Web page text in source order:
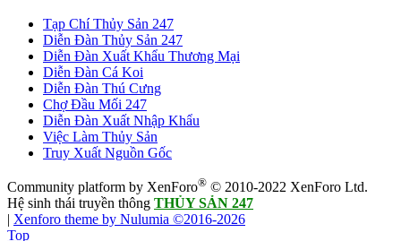
Tạp Chí Thủy Sản 247
Diễn Đàn Thủy Sản 247
Diễn Đàn Xuất Khẩu Thương Mại
Diễn Đàn Cá Koi
Diễn Đàn Thú Cưng
Chợ Đầu Mối 247
Diễn Đàn Xuất Nhập Khẩu
Việc Làm Thủy Sản
Truy Xuất Nguồn Gốc
Community platform by XenForo® © 2010-2022 XenForo Ltd.
Hệ sinh thái truyền thông THỦY SẢN 247
| Xenforo theme by Nulumia ©2016-2026
Top